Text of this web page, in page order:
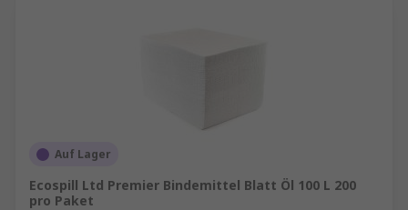
Auf Lager
Ecospill Ltd Premier Bindemittel Blatt Öl 100 L 200
pro Paket